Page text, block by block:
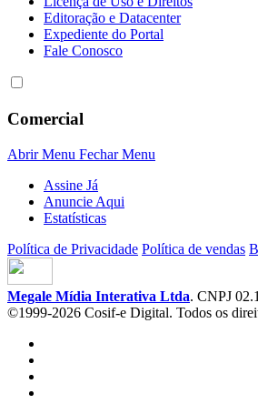
Editoração e Datacenter
Expediente do Portal
Fale Conosco
Comercial
Abrir Menu Fechar Menu
Assine Já
Anuncie Aqui
Estatísticas
Política de Privacidade Política de vendas
Megale Mídia Interativa Ltda. CNPJ
©1999-2026 Cosif-e Digital. Todos os